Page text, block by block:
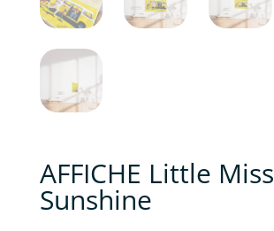
AFFICHE Little Miss
Sunshine